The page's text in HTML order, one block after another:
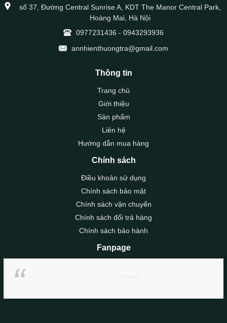
số 37, Đường Central Sunrise A, KDT The Manor Central Park,
Hoàng Mai, Hà Nội
0977231436 - 0943293936
annhienthuongtra@gmail.com
Thông tin
Trang chủ
Giới thiệu
Sản phẩm
Liên hệ
Hướng dẫn mua hàng
Chính sách
Điều khoản sử dụng
Chính sách bảo mật
Chính sách vận chuyển
Chính sách đổi trả hàng
Chính sách bảo hành
Fanpage